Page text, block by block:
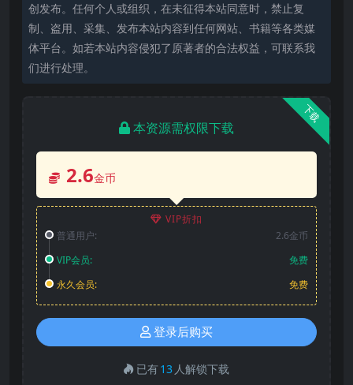
创发布。任何个人或组织，在未征得本站同意时，禁止复
制、盗用、采集、发布本站内容到任何网站、书籍等各类媒
体平台。如若本站内容侵犯了原著者的合法权益，可联系我
们进行处理。
下载
本资源需权限下载
2.6金币
VIP折扣
普通用户:
2.6金币
VIP会员:
免费
永久会员:
免费
登录后购买
已有13 人解锁下载